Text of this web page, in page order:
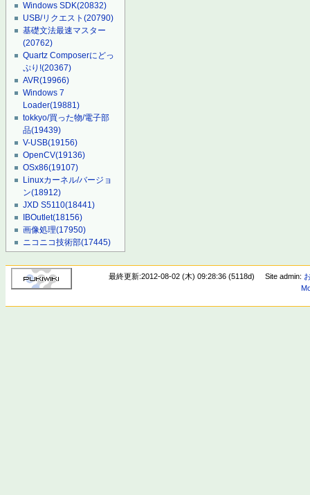
Windows SDK(20832)
USB/リクエスト(20790)
基礎文法最速マスター
(20762)
Quartz Composerにどっ
ぷり!(20367)
AVR(19966)
Windows 7
Loader(19881)
tokkyo/買った物/電子部
品(19439)
V-USB(19156)
OpenCV(19136)
OSx86(19107)
Linuxカーネル/バージョ
ン(18912)
JXD S5110(18441)
IBOutlet(18156)
画像処理(17950)
ニコニコ技術部(17445)
最終更新:2012-08-02 (木) 09:28:36 (5118d) Site admin: